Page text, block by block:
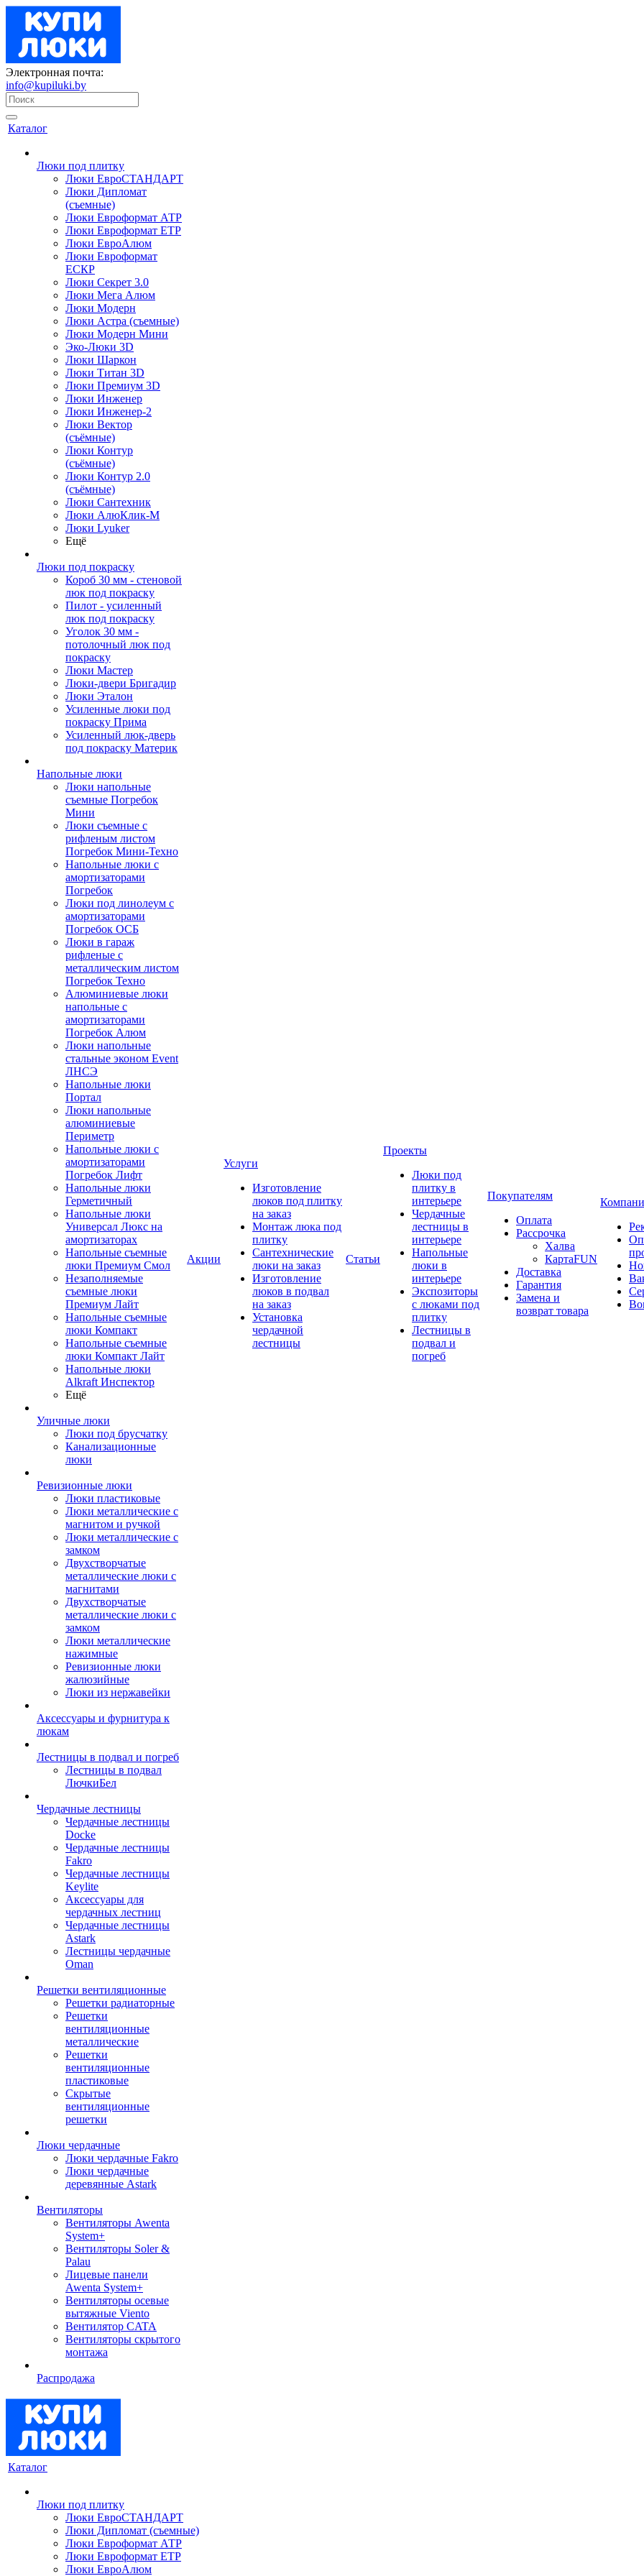
Электронная почта:
info@kupiluki.by
Каталог
Люки под плитку
Люки ЕвроСТАНДАРТ
Люки Дипломат
(съемные)
Люки Евроформат АТР
Люки Евроформат ЕТР
Люки ЕвроАлюм
Люки Евроформат
ЕСКР
Люки Секрет 3.0
Люки Мега Алюм
Люки Модерн
Люки Астра (съемные)
Люки Модерн Мини
Эко-Люки 3D
Люки Шаркон
Люки Титан 3D
Люки Премиум 3D
Люки Инженер
Люки Инженер-2
Люки Вектор
(съёмные)
Люки Контур
(съёмные)
Люки Контур 2.0
(съёмные)
Люки Сантехник
Люки АлюКлик-М
Люки Lyuker
Ещё
Люки под покраску
Короб 30 мм - стеновой
люк под покраску
Пилот - усиленный
люк под покраску
Уголок 30 мм -
потолочный люк под
покраску
Люки Мастер
Люки-двери Бригадир
Люки Эталон
Усиленные люки под
покраску Прима
Усиленный люк-дверь
под покраску Материк
Напольные люки
Люки напольные
съемные Погребок
Мини
Люки съемные с
рифленым листом
Погребок Мини-Техно
Напольные люки с
амортизаторами
Погребок
Люки под линолеум с
амортизаторами
Погребок ОСБ
Люки в гараж
рифленые с
металлическим листом
Погребок Техно
Алюминиевые люки
напольные с
амортизаторами
Погребок Алюм
Люки напольные
стальные эконом Event
ЛНСЭ
Напольные люки
Портал
Люки напольные
алюминиевые
Периметр
Напольные люки с
амортизаторами
Погребок Лифт
Напольные люки
Герметичный
Напольные люки
Универсал Люкс на
амортизаторах
Напольные съемные
люки Премиум Смол
Незаполняемые
съемные люки
Премиум Лайт
Напольные съемные
люки Компакт
Напольные съемные
люки Компакт Лайт
Напольные люки
Alkraft Инспектор
Ещё
Уличные люки
Люки под брусчатку
Канализационные
люки
Ревизионные люки
Люки пластиковые
Люки металлические с
магнитом и ручкой
Люки металлические с
замком
Двухстворчатые
металлические люки с
магнитами
Двухстворчатые
металлические люки с
замком
Люки металлические
нажимные
Ревизионные люки
жалюзийные
Люки из нержавейки
Аксессуары и фурнитура к
люкам
Лестницы в подвал и погреб
Лестницы в подвал
ЛючкиБел
Чердачные лестницы
Чердачные лестницы
Docke
Чердачные лестницы
Fakro
Чердачные лестницы
Keylite
Аксессуары для
чердачных лестниц
Чердачные лестницы
Astark
Лестницы чердачные
Oman
Решетки вентиляционные
Решетки радиаторные
Решетки
вентиляционные
металлические
Решетки
вентиляционные
пластиковые
Скрытые
вентиляционные
решетки
Люки чердачные
Люки чердачные Fakro
Люки чердачные
деревянные Astark
Вентиляторы
Вентиляторы Awenta
System+
Вентиляторы Soler &
Palau
Лицевые панели
Awenta System+
Вентиляторы осевые
вытяжные Viento
Вентилятор CATA
Вентиляторы скрытого
монтажа
Распродажа
Акции
Услуги
Изготовление
люков под плитку
на заказ
Монтаж люка под
плитку
Сантехнические
люки на заказ
Изготовление
люков в подвал
на заказ
Установка
чердачной
лестницы
Статьи
Проекты
Люки под
плитку в
интерьере
Чердачные
лестницы в
интерьере
Напольные
люки в
интерьере
Экспозиторы
с люками под
плитку
Лестницы в
подвал и
погреб
Покупателям
Оплата
Рассрочка
Халва
КартаFUN
Доставка
Гарантия
Замена и
возврат товара
Каталог
Люки под плитку
Люки ЕвроСТАНДАРТ
Люки Дипломат (съемные)
Люки Евроформат АТР
Люки Евроформат ЕТР
Люки ЕвроАлюм